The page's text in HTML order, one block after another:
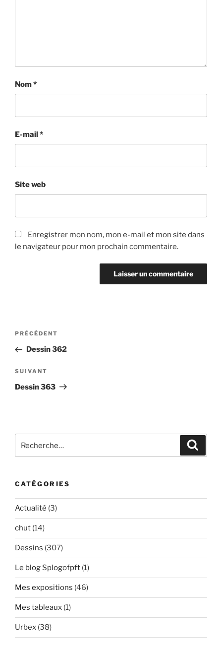
Nom*
E-mail*
Site web
Enregistrer mon nom, mon e-mail et mon site dans
le navigateur pour mon prochain commentaire.
Navigation
l’article
Article
précédent
PRÉCÉDENT
Dessin 362
Article
suivant
SUIVANT
Dessin 363
pour
CATÉGORIES
Actualité (3)
chut (14)
Dessins (307)
Le blog Splogofpft (1)
Mes expositions (46)
Mes tableaux (1)
Urbex (38)